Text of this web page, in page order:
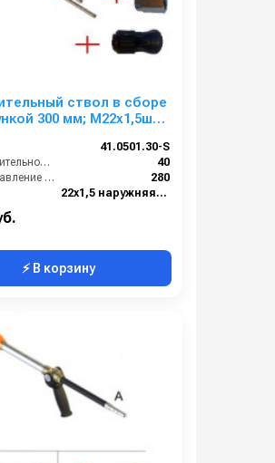
ствол в сборе
300 мм; М22х1,5ш
41.0501.30-S
Производительность (л/мин):
40
Рабочее давление (бар):
280
22х1,5 наружняя резьба
⚡ В корзину